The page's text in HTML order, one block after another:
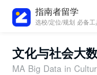
指南者留学
选校/定位/规划 必备工
文化与社会大
MA Big Data in